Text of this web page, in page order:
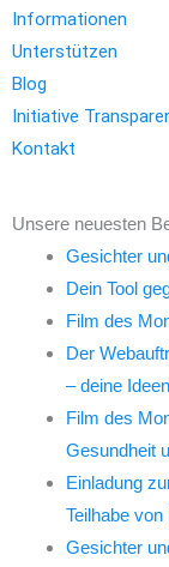
Informationen
Unterstützen
Blog
Initiative
Kontakt
Unsere neuesten
Gesichter
Dein Tool
Film des
Der
– deine
Film des
Gesundheit
Einladung
Teilhabe
Gesichter